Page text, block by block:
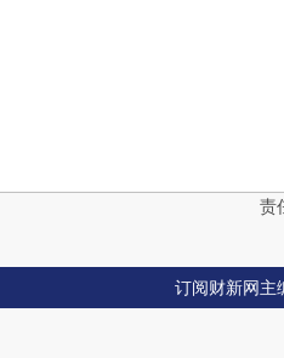
责
订阅财新网主